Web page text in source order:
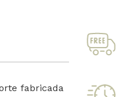
fabricada